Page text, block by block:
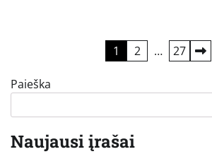
puslapiavimas
1 2 … 27
Paieška
Naujausi įrašai